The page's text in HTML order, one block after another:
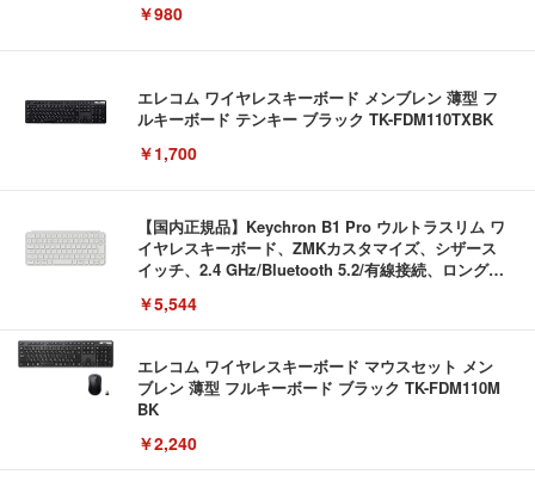
￥980
エレコム ワイヤレスキーボード メンブレン 薄型 フ
ルキーボード テンキー ブラック TK-FDM110TXBK
￥1,700
【国内正規品】Keychron B1 Pro ウルトラスリム ワ
イヤレスキーボード、ZMKカスタマイズ、シザース
イッチ、2.4 GHz/Bluetooth 5.2/有線接続、ロングバ
リーホワイト（かな印字なし）, JISレイアウト)
￥5,544
エレコム ワイヤレスキーボード マウスセット メン
ブレン 薄型 フルキーボード ブラック TK-FDM110M
BK
￥2,240